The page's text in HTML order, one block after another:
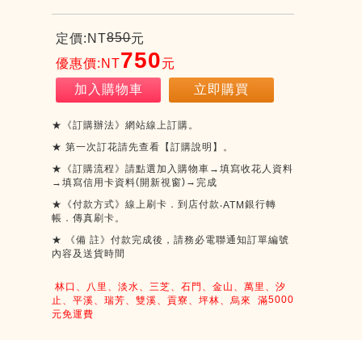
定價:NT850元
優惠價:NT750元
加入購物車
立即購買
★《訂購辦法》網站線上訂購。
★ 第一次訂花請先查看【訂購說明】。
★《訂購流程》請點選加入購物車→填寫收花人資料
→填寫信用卡資料(開新視窗) → 完成
★《付款方式》線上刷卡．到店付款 ‧ATM 銀行轉
帳．傳真刷卡。
★
《備 註》付款完成後，請務必電聯通知訂單編號
內容及送貨時間
林口、八里、淡水、三芝、石門、金山、萬里、汐
止、平溪、瑞芳、雙溪、貢寮、坪林、烏來
滿5000
元免運費